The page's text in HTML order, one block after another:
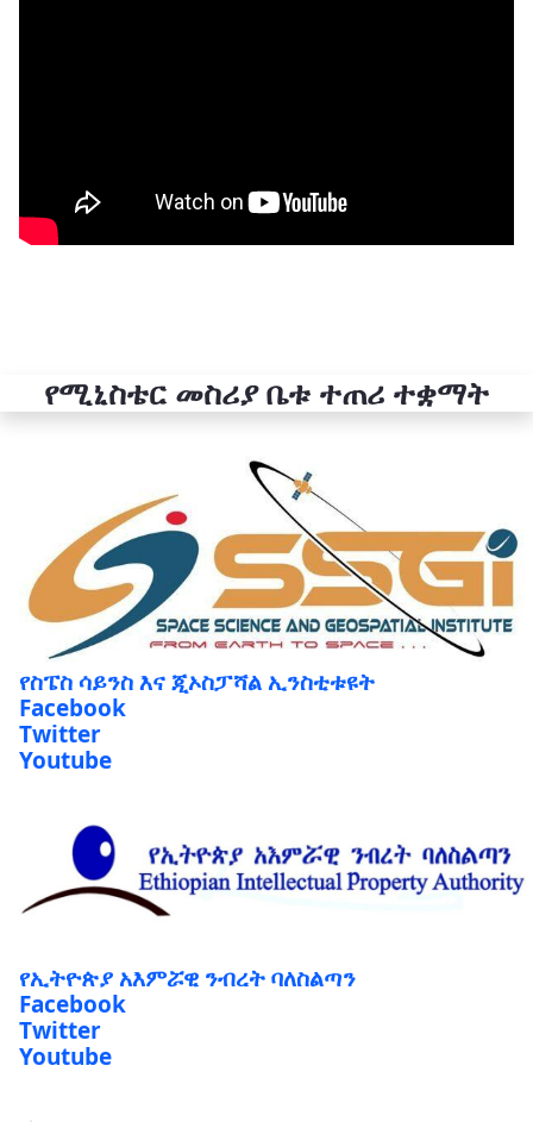
የሚኒስቴር መስሪያ ቤቱ ተጠሪ ተቋማት
የስፔስ ሳይንስ እና ጂኦስፓሻል ኢንስቲቱዩት
Facebook
Twitter
Youtube
የኢትዮጵያ አእምሯዊ ንብረት ባለስልጣን
Facebook
Twitter
Youtube